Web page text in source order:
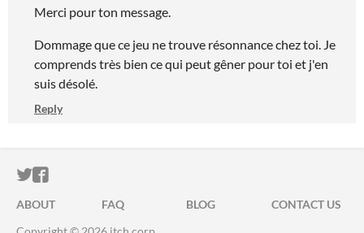
Merci pour ton message.
Dommage que ce jeu ne trouve résonnance chez toi. Je
comprends très bien ce qui peut gêner pour toi et j'en
suis désolé.
Reply
ITCH.IO ON TWITTER
ITCH.IO ON FACEBOOK
ABOUT FAQ BLOG
CONTACT US